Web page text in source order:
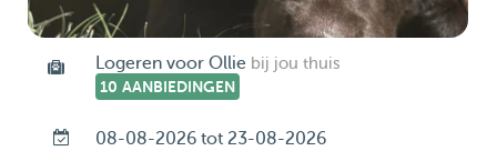
Logeren voor Ollie bij jou thuis
10 AANBIEDINGEN
08-08-2026 tot 23-08-2026